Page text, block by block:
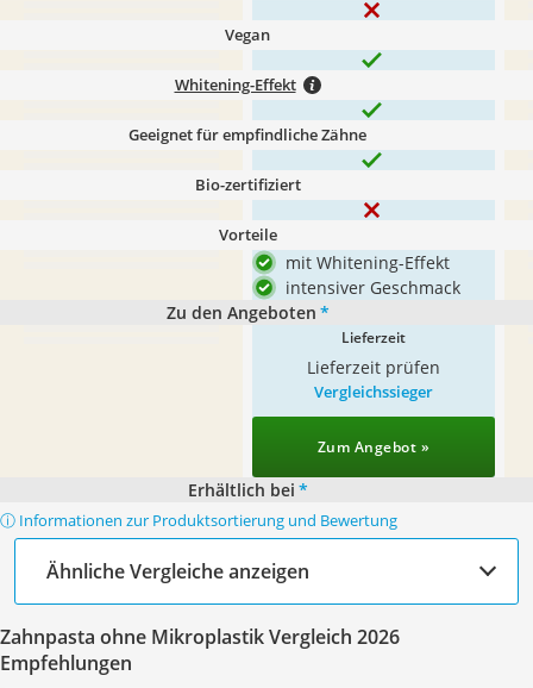
Vegan
Whitening-Effekt
Geeignet für empfindliche Zähne
Bio-zertifiziert
Vorteile
mit Whitening-Effekt
intensiver Geschmack
Zu den Angeboten *
Lieferzeit
Lieferzeit prüfen
Vergleichssieger
Zum Angebot »
Erhältlich bei *
ⓘ Informationen zur Produktsortierung und Bewertung
Ähnliche Vergleiche anzeigen
Zahnpasta ohne Mikroplastik Vergleich 2026
Empfehlungen